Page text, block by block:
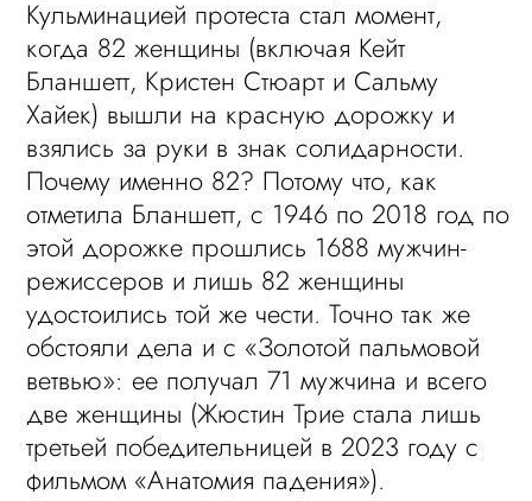
Кульминацией протеста стал момент,
когда 82 женщины (включая Кейт
Бланшетт, Кристен Стюарт и Сальму
Хайек) вышли на красную дорожку и
взялись за руки в знак солидарности.
Почему именно 82? Потому что, как
отметила Бланшетт, с 1946 по 2018 год по
этой дорожке прошлись 1688 мужчин-
режиссеров и лишь 82 женщины
удостоились той же чести. Точно так же
обстояли дела и с «Золотой пальмовой
ветвью»: ее получал 71 мужчина и всего
две женщины (Жюстин Трие стала лишь
третьей победительницей в 2023 году с
фильмом «Анатомия падения»).